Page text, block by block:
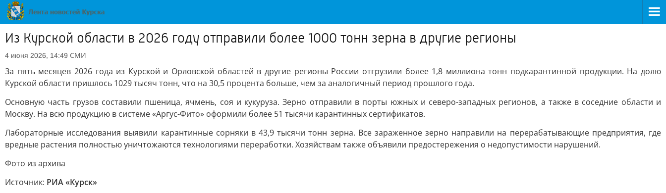
Из Курской области в 2026 году отправили более 1000 тонн зерна в другие регионы
4 июня 2026, 14:49 СМИ
За пять месяцев 2026 года из Курской и Орловской областей в другие регионы России отгрузили более 1,8 миллиона тонн подкарантинной продукции. На долю
Курской области пришлось 1029 тысяч тонн, что на 30,5 процента больше, чем за аналогичный период прошлого года.
Основную часть грузов составили пшеница, ячмень, соя и кукуруза. Зерно отправили в порты южных и северо-западных регионов, а также в соседние области и
Москву. На всю продукцию в системе «Аргус-Фито» оформили более 51 тысячи карантинных сертификатов.
Лабораторные исследования выявили карантинные сорняки в 43,9 тысячи тонн зерна. Все зараженное зерно направили на перерабатывающие предприятия, где
вредные растения полностью уничтожаются технологиями переработки. Хозяйствам также объявили предостережения о недопустимости нарушений.
Фото из архива
Источник: РИА «Курск»